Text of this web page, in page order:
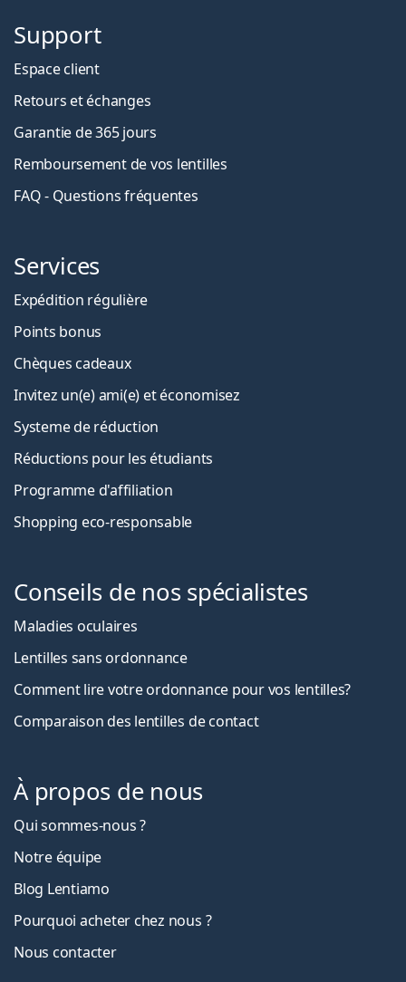
Support
Espace client
Retours et échanges
Garantie de 365 jours
Remboursement de vos lentilles
FAQ - Questions fréquentes
Services
Expédition régulière
Points bonus
Chèques cadeaux
Invitez un(e) ami(e) et économisez
Systeme de réduction
Réductions pour les étudiants
Programme d'affiliation
Shopping eco-responsable
Conseils de nos spécialistes
Maladies oculaires
Lentilles sans ordonnance
Comment lire votre ordonnance pour vos lentilles?
Comparaison des lentilles de contact
À propos de nous
Qui sommes-nous ?
Notre équipe
Blog Lentiamo
Pourquoi acheter chez nous ?
Nous contacter